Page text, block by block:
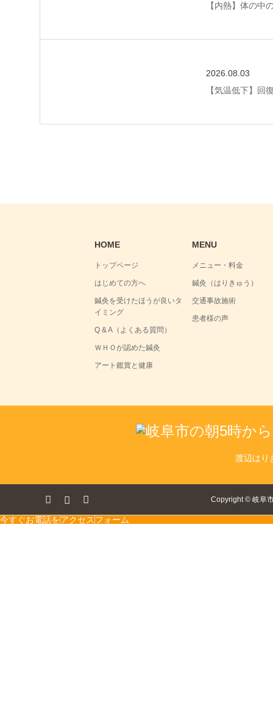
【内熱】体の中
2026.08.03
【気温低下】回
HOME
トップページ
はじめての方へ
鍼灸を受けたほうが良いタ
イミング
Q & A（よくある質問）
ＷＨＯが認めた鍼灸
アート鑑賞と健康
MENU
メニュー・料金
鍼灸（はりきゅう）
交通事故施術
患者様の声
渡辺はり
Copyright© 岐阜
今すぐお電話をアクセス フォーム